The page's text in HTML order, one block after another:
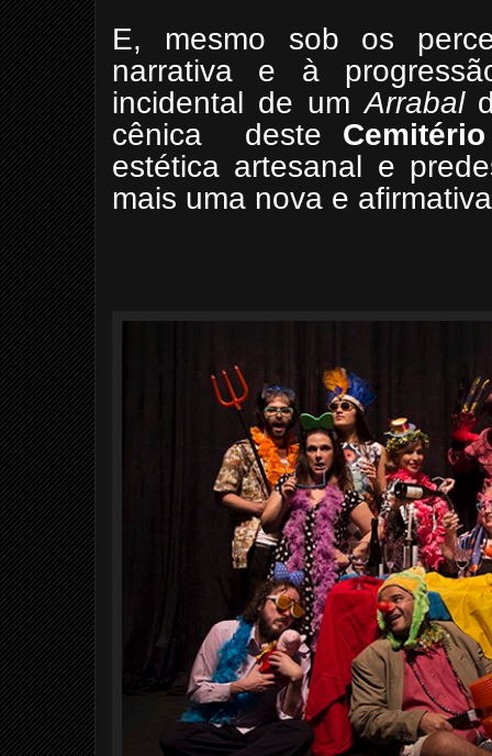
E, mesmo sob os
narrativa e à
incidental de umArrabal
cênica deste
estética artesanal e
mais uma nova e